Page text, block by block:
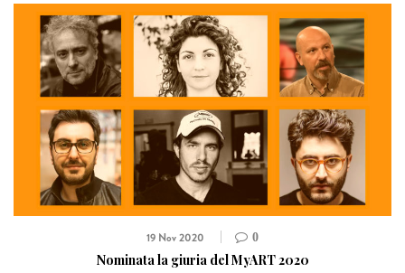
19 Nov 2020 0
Nominata la giuria del MyART 2020